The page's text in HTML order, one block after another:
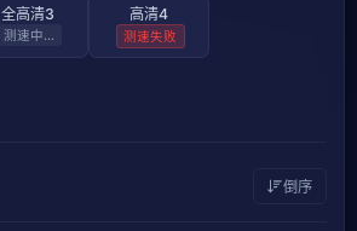
全高清3
测速失败
高清4
测速失败
倒序